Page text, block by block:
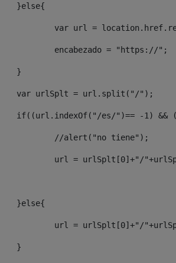
		}else{
var url =
			encabezado = "https://";
		}
		var urlSplt = url.split("/");
if((url.indexOf("/es/")== -1)
			//alert("no tiene");
url = urlSplt[0]+"/
		}else{
url = urlSplt[0]+"/
		}